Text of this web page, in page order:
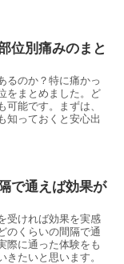
位別痛みのまと
るのか？特に痛かっ
をまとめました。ど
可能です。まずは、
知っておくと安心出
で通えば効果が
受ければ効果を実感
のくらいの間隔で通
際に通った体験をも
きたいと思います。